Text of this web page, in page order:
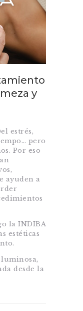
y
estrés,
pero
Por eso
ayuden a
la INDIBA
estéticas
desde la